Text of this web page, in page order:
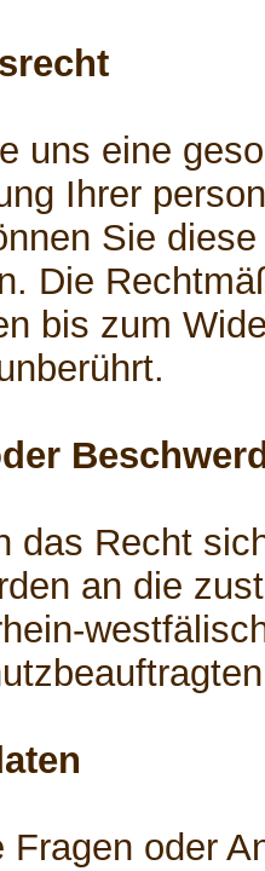
uns eine
Ihrer
Sie
Die
bis zum
das Recht
an die
Fragen oder